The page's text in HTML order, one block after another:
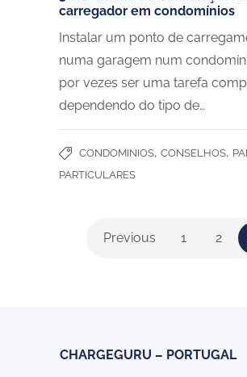
carregador em condomínios
Instalar um ponto de
numa garagem num
por vezes ser uma tarefa
dependendo do tipo de…
CONDOMINIOS, CONSELHOS,
PARTICULARES
Previous 1 2
CHARGEGURU – PORTUGAL